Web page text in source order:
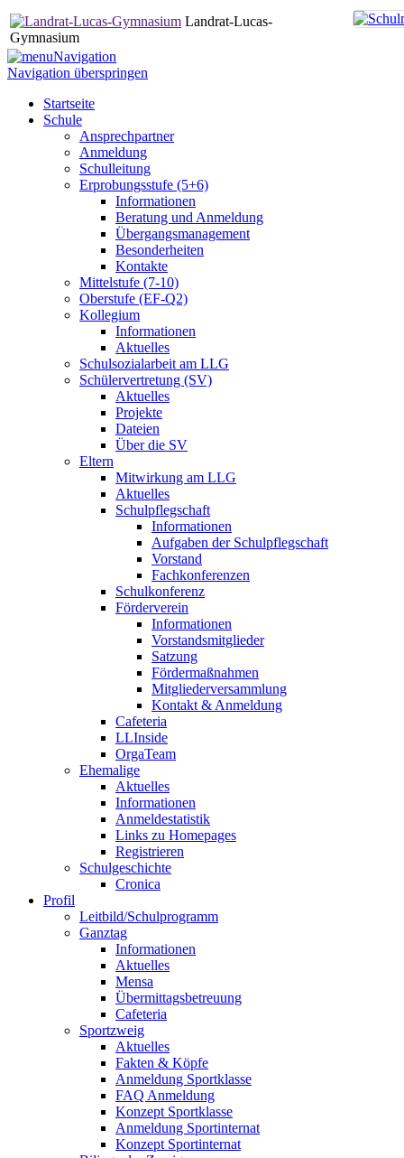
Landrat-Lucas-
Gymnasium
Navigation
Navigation überspringen
Startseite
Schule
Ansprechpartner
Anmeldung
Schulleitung
Erprobungsstufe (5+6)
Informationen
Beratung und Anmeldung
Übergangsmanagement
Besonderheiten
Kontakte
Mittelstufe (7-10)
Oberstufe (EF-Q2)
Kollegium
Informationen
Aktuelles
Schulsozialarbeit am LLG
Schülervertretung (SV)
Aktuelles
Projekte
Dateien
Über die SV
Eltern
Mitwirkung am LLG
Aktuelles
Schulpflegschaft
Informationen
Aufgaben der Schulpflegschaft
Vorstand
Fachkonferenzen
Schulkonferenz
Förderverein
Informationen
Vorstandsmitglieder
Satzung
Fördermaßnahmen
Mitgliederversammlung
Kontakt & Anmeldung
Cafeteria
LLInside
OrgaTeam
Ehemalige
Aktuelles
Informationen
Anmeldestatistik
Links zu Homepages
Registrieren
Schulgeschichte
Cronica
Profil
Leitbild/Schulprogramm
Ganztag
Informationen
Aktuelles
Mensa
Übermittagsbetreuung
Cafeteria
Sportzweig
Aktuelles
Fakten & Köpfe
Anmeldung Sportklasse
FAQ Anmeldung
Konzept Sportklasse
Anmeldung Sportinternat
Konzept Sportinternat